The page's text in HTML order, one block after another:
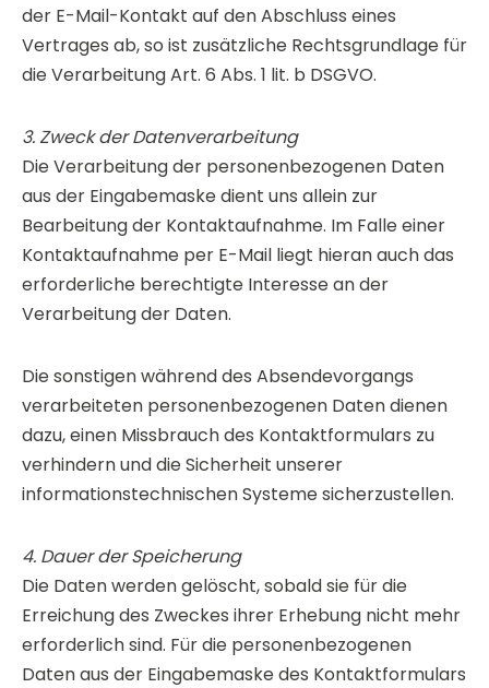
der E-Mail-Kontakt auf den Abschluss eines
Vertrages ab, so ist zusätzliche Rechtsgrundlage für
die Verarbeitung Art. 6 Abs. 1 lit. b DSGVO.
3. Zweck der Datenverarbeitung
Die Verarbeitung der personenbezogenen Daten
aus der Eingabemaske dient uns allein zur
Bearbeitung der Kontaktaufnahme. Im Falle einer
Kontaktaufnahme per E-Mail liegt hieran auch das
erforderliche berechtigte Interesse an der
Verarbeitung der Daten.
Die sonstigen während des Absendevorgangs
verarbeiteten personenbezogenen Daten dienen
dazu, einen Missbrauch des Kontaktformulars zu
verhindern und die Sicherheit unserer
informationstechnischen Systeme sicherzustellen.
4. Dauer der Speicherung
Die Daten werden gelöscht, sobald sie für die
Erreichung des Zweckes ihrer Erhebung nicht mehr
erforderlich sind. Für die personenbezogenen
Daten aus der Eingabemaske des Kontaktformulars